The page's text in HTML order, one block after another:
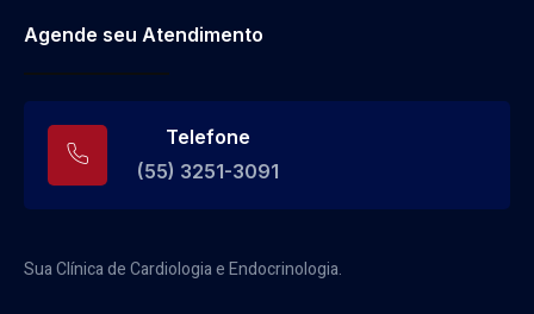
Agende seu Atendimento
Telefone
(55) 3251-3091
Sua Clínica deCardiologiae Endocrinologia.